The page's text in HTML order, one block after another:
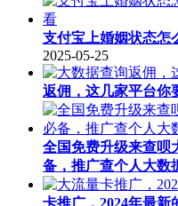
支付宝上婚姻状态怎
2025-05-25
返佣，这几家平台你
全国免费升级来查呗
备，推广查个人大数
卡推广，2024年最新